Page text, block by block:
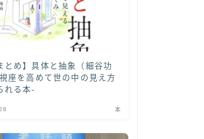
とめ】具体と抽象（細谷功
座を高めて世の中の見え方
れる本-
本